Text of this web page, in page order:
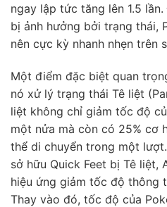
ngay lập tức tăng lên 1.5
bị ảnh hưởng bởi trạng thái,
nên cực kỳ nhanh nhẹn trên
Một điểm đặc biệt quan
nó xử lý trạng thái Tê liệt
liệt không chỉ giảm tốc độ
một nửa mà còn có 25% cơ
thể di chuyển trong một
sở hữu Quick Feet bị Tê liệt,
hiệu ứng giảm tốc độ thông
Thay vào đó, tốc độ của